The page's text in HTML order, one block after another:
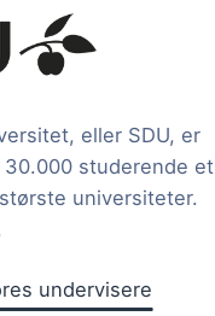
eller SDU, er
30.000 studerende et
universiteter.
undervisere